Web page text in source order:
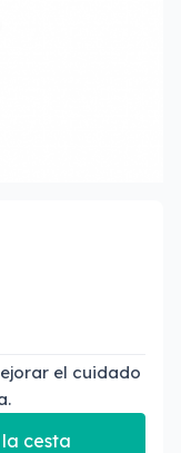
el cuidado
cesta